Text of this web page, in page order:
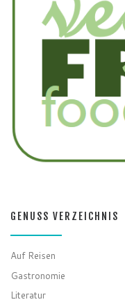
GENUSS VERZEICHNIS
Auf Reisen
Gastronomie
Literatur